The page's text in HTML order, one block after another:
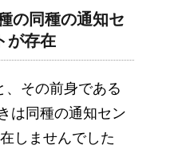
の同種の通知セ
が存在
、その前身である
は同種の通知セン
しませんでした